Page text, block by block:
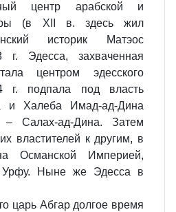
центр арабской и
(в XII в. здесь жил
историк Матэос
Эдесса, захваченная
центром эдесского
г. подпала под власть
и Халеба Имад-ад-Дина
Салах-ад-Дина. Затем
властителей к другим, в
Османской Империей,
Урфу. Ныне же Эдесса в
царь Абгар долгое время